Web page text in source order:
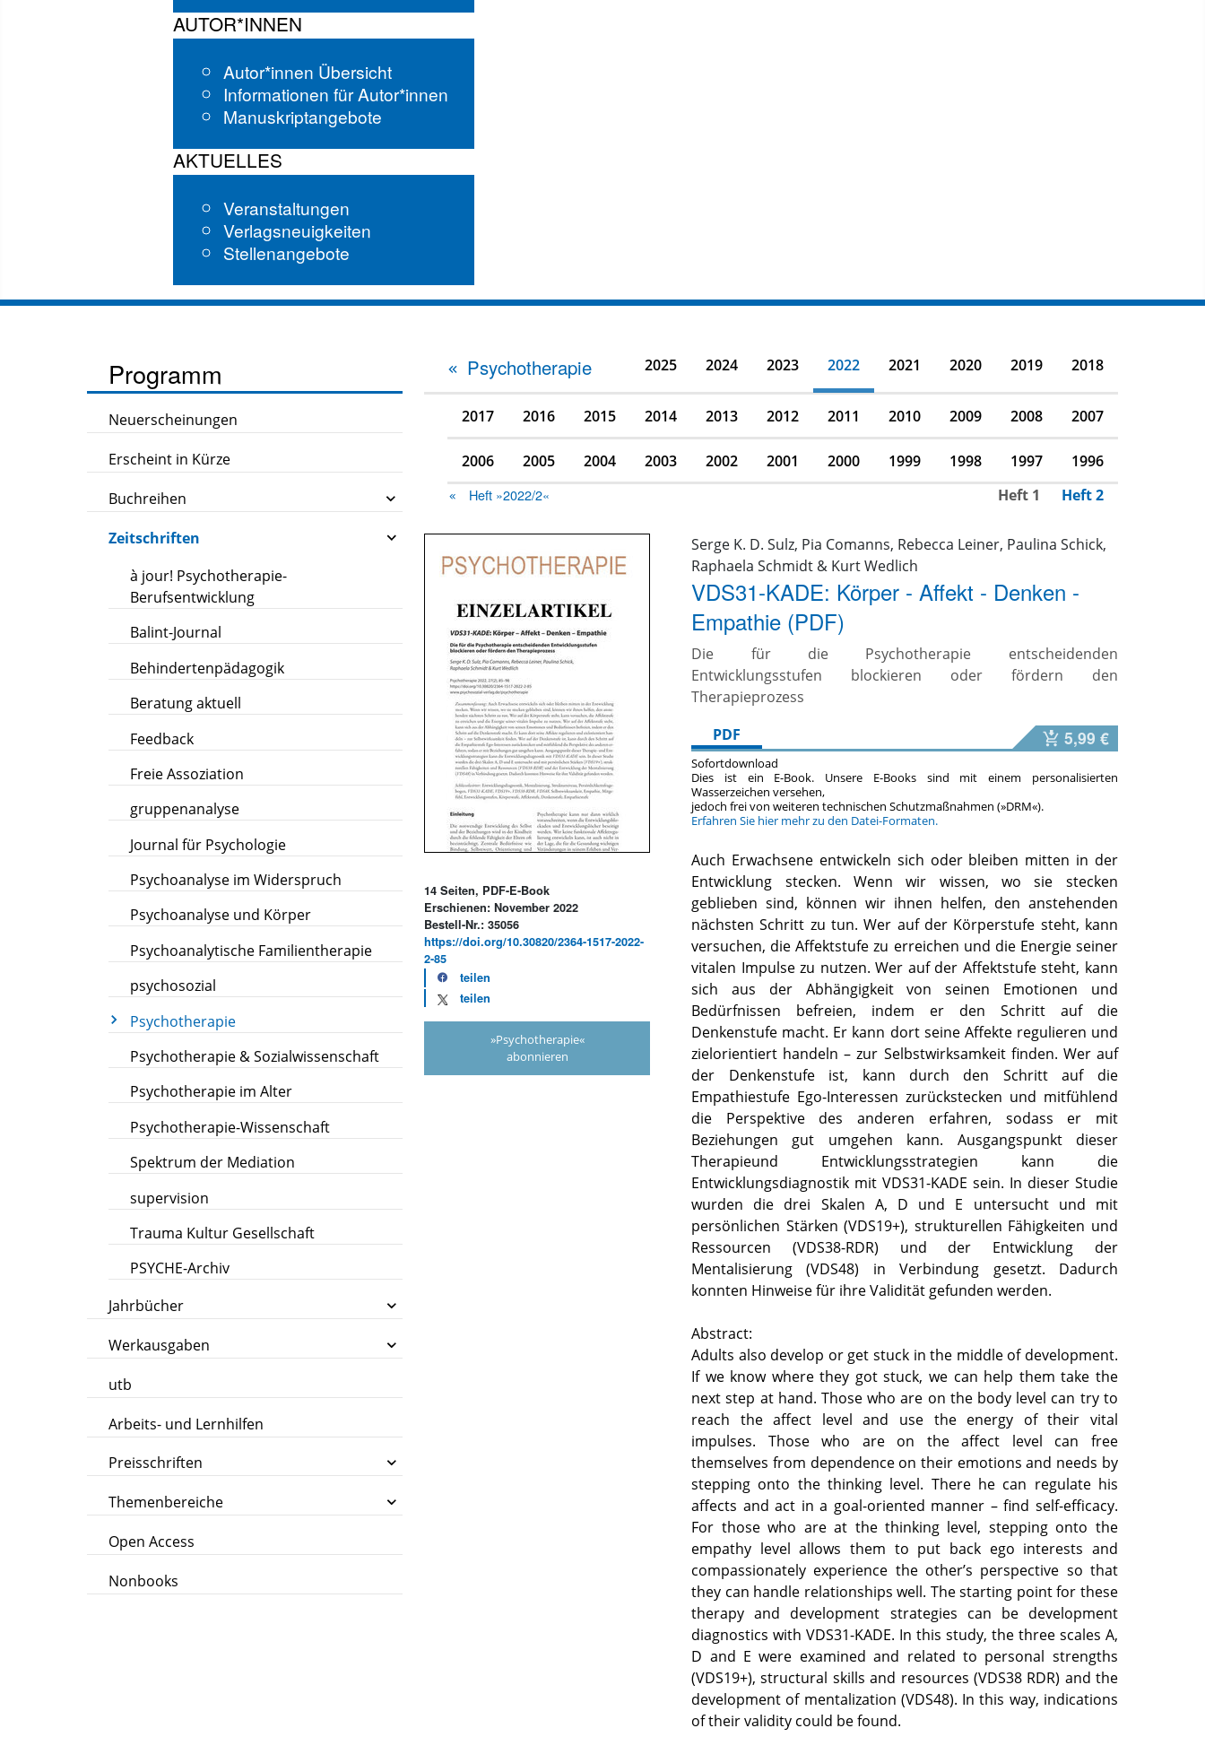
AUTOR*INNEN
Autor*innen Übersicht
Informationen für Autor*innen
Manuskriptangebote
AKTUELLES
Veranstaltungen
Verlagsneuigkeiten
Stellenangebote
Programm
Neuerscheinungen
Erscheint in Kürze
Buchreihen
Zeitschriften
à jour! Psychotherapie-
Berufsentwicklung
Balint-Journal
Behindertenpädagogik
Beratung aktuell
Feedback
Freie Assoziation
gruppenanalyse
Journal für Psychologie
Psychoanalyse im Widerspruch
Psychoanalyse und Körper
Psychoanalytische Familientherapie
psychosozial
Psychotherapie
Psychotherapie & Sozialwissenschaft
Psychotherapie im Alter
Psychotherapie-Wissenschaft
Spektrum der Mediation
supervision
Trauma Kultur Gesellschaft
PSYCHE-Archiv
Jahrbücher
Werkausgaben
utb
Arbeits- und Lernhilfen
Preisschriften
Themenbereiche
Open Access
Nonbooks
Psychotherapie 2025 2024 2023 2022 2021 2020 2019 2018
2017 2016 2015 2014 2013 2012 2011 2010 2009 2008 2007
2006 2005 2004 2003 2002 2001 2000 1999 1998 1997 1996
Heft »2022/2« Heft 1 Heft 2
14 Seiten, PDF-E-Book
Erschienen: November 2022
Bestell-Nr.: 35056
https://doi.org/10.30820/2364-1517-2022-
2-85
teilen
teilen
»Psychotherapie«
abonnieren
Serge K. D. Sulz, Pia Comanns, Rebecca Leiner, Paulina Schick,
Raphaela Schmidt & Kurt Wedlich
VDS31-KADE: Körper - Affekt - Denken -
Empathie (PDF)
Die für die Psychotherapie entscheidenden
Entwicklungsstufen blockieren oder fördern den
Therapieprozess
PDF
5,99 €
Sofortdownload
Dies ist ein E-Book. Unsere E-Books sind mit einem personalisierten
Wasserzeichen versehen,
jedoch frei von weiteren technischen Schutzmaßnahmen (»DRM«).
Erfahren Sie hier mehr zu den Datei-Formaten.
Auch Erwachsene entwickeln sich oder bleiben mitten in der
Entwicklung stecken. Wenn wir wissen, wo sie stecken
geblieben sind, können wir ihnen helfen, den anstehenden
nächsten Schritt zu tun. Wer auf der Körperstufe steht, kann
versuchen, die Affektstufe zu erreichen und die Energie seiner
vitalen Impulse zu nutzen. Wer auf der Affektstufe steht, kann
sich aus der Abhängigkeit von seinen Emotionen und
Bedürfnissen befreien, indem er den Schritt auf die
Denkenstufe macht. Er kann dort seine Affekte regulieren und
zielorientiert handeln – zur Selbstwirksamkeit finden. Wer auf
der Denkenstufe ist, kann durch den Schritt auf die
Empathiestufe Ego-Interessen zurückstecken und mitfühlend
die Perspektive des anderen erfahren, sodass er mit
Beziehungen gut umgehen kann. Ausgangspunkt dieser
Therapieund Entwicklungsstrategien kann die
Entwicklungsdiagnostik mit VDS31-KADE sein. In dieser Studie
wurden die drei Skalen A, D und E untersucht und mit
persönlichen Stärken (VDS19+), strukturellen Fähigkeiten und
Ressourcen (VDS38-RDR) und der Entwicklung der
Mentalisierung (VDS48) in Verbindung gesetzt. Dadurch
konnten Hinweise für ihre Validität gefunden werden.
Abstract:
Adults also develop or get stuck in the middle of development.
If we know where they got stuck, we can help them take the
next step at hand. Those who are on the body level can try to
reach the affect level and use the energy of their vital
impulses. Those who are on the affect level can free
themselves from dependence on their emotions and needs by
stepping onto the thinking level. There he can regulate his
affects and act in a goal-oriented manner – find self-efficacy.
For those who are at the thinking level, stepping onto the
empathy level allows them to put back ego interests and
compassionately experience the other’s perspective so that
they can handle relationships well. The starting point for these
therapy and development strategies can be development
diagnostics with VDS31-KADE. In this study, the three scales A,
D and E were examined and related to personal strengths
(VDS19+), structural skills and resources (VDS38 RDR) and the
development of mentalization (VDS48). In this way, indications
of their validity could be found.